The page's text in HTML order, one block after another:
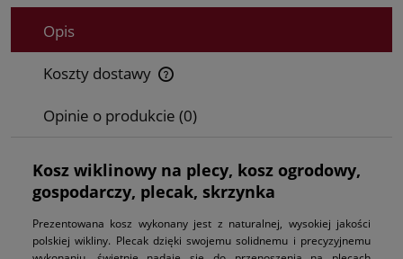
Opis
Koszty dostawy
Cena nie zawiera ewentualnych kosztów płatności
Opinie o produkcie (0)
Kosz wiklinowy na plecy, kosz ogrodowy,
gospodarczy, plecak, skrzynka
Prezentowana kosz wykonany jest z naturalnej, wysokiej jakości
polskiej wikliny. Plecak dzięki swojemu solidnemu i precyzyjnemu